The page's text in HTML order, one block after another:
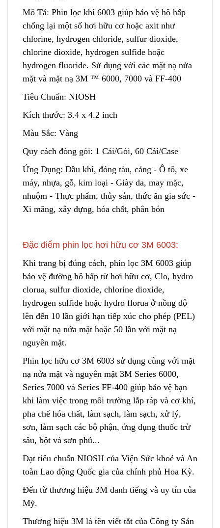
Mô Tả: Phin lọc khí 6003 giúp bảo vệ hô hấp
chống lại một số hơi hữu cơ hoặc axit như
chlorine, hydrogen chloride, sulfur dioxide,
chlorine dioxide, hydrogen sulfide hoặc
hydrogen fluoride. Sử dụng với các mặt nạ nửa
mặt và mặt nạ 3M ™ 6000, 7000 và FF-400
Tiêu Chuẩn: NIOSH
Kích thước: 3.4 x 4.2 inch
Màu Sắc: Vàng
Quy cách đóng gói: 1 Cái/Gói, 60 Cái/Case
Ứng Dụng: Dầu khí, đóng tàu, cảng - Ô tô, xe
máy, nhựa, gỗ, kim loại - Giày da, may mặc,
nhuộm - Thực phẩm, thủy sản, thức ăn gia sức -
Xi măng, xây dựng, hóa chất, phân bón
Đặc điểm phin lọc hơi hữu cơ 3M 6003:
Khi trang bị đúng cách, phin lọc 3M 6003 giúp
bảo vệ đường hô hấp từ hơi hữu cơ, Clo, hydro
clorua, sulfur dioxide, chlorine dioxide,
hydrogen sulfide hoặc hydro florua ở nồng độ
lên đến 10 lần giới hạn tiếp xúc cho phép (PEL)
với mặt nạ nửa mặt hoặc 50 lần với mặt nạ
nguyên mặt.
Phin lọc hữu cơ 3M 6003 sử dụng cùng với mặt
nạ nửa mặt và nguyên mặt 3M Series 6000,
Series 7000 và Series FF-400 giúp bảo vệ bạn
khi làm việc trong môi trường lắp ráp và cơ khí,
pha chế hóa chất, làm sạch, làm sạch, xử lý,
sơn, làm sạch các bộ phận, ứng dụng thuốc trừ
sâu, bột và sơn phủ...
Đạt tiêu chuẩn NIOSH của Viện Sức khoẻ và An
toàn Lao động Quốc gia của chính phủ Hoa Kỳ.
Đến từ thương hiệu 3M danh tiếng và uy tín của
Mỹ.
Thương hiệu 3M là tên viết tắt của Công ty Sản